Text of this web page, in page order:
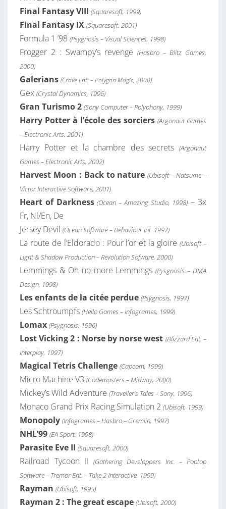
Final Fantasy VIII (Squaresoft, 1999)
Final Fantasy IX (Squaresoft, 2001)
Formula 1 ’98 (Psygnosis – Visual Sciences, 1998)
Frogger 2 : Swampy’s revenge (Hasbro – Blitz Games,
2000)
Galerians (Crave Ent. – Polygon Magic, 2000)
Gex (Crystal Dynamics, 1996)
Gran Turismo 2 (Sony Computer – Polyphony, 1999)
Harry Potter à l’école des sorciers (Argonaut Games
– Electronic Arts, 2001)
Harry Potter et la chambre des secrets (Argonaut
Games – Electronic Arts, 2002)
Harvest Moon : Back to nature(Ubisoft – Natsume –
Victor Interactive Software, 2001)
Heart of Darkness (Ocean – Amazing Studio, 1998) – 3x
Fr, Nl/En, De
Jersey Devil (Ocean Software – Behaviour Int. 1997)
La route de l’Eldorado : Pour l’or et la gloire (Ubisoft –
Light & Shadow Production – Revolution Sofware, 2000)
Lemmings & Oh no more Lemmings(Pysgnosis – DMA
Design, 1998)
Les enfants de la citée perdue (Psygnosis, 1997)
Les Schtroumpfs (Hello Games – Infogrames, 1999)
Lomax (Psygnosis, 1996)
Lost Vicking 2 : Norse by norse west (Blizzard Ent. –
Interplay, 1997)
Magical Tetris Challenge (Capcom, 1999)
Micro Machine V3 (Codemasters – Midway, 2000)
Mickey’s Wild Adventure (Traveller’s Tales – Sony, 1996)
Monaco Grand Prix Racing Simulation 2 (Ubisoft, 1999)
Monopoly (Infogrames – Hasbro – Gremlin, 1997)
NHL’99 (EA Sport, 1998)
Parasite Eve II (Squaresoft, 2000)
Railroad Tycoon II
(Gathering Developpers Inc. – Poptop
Software – Tremor Ent. – Take 2 Interactive, 1999)
Rayman (Ubisoft, 1995)
Rayman 2 : The great escape (Ubisoft, 2000)